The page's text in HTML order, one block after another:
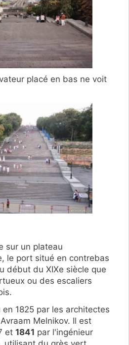
placé en bas ne voit
sur un plateau
le port situé en contrebas
début du XIXe siècle que
ou des escaliers
1825 par les architectes
Melnikov. Il est
et 1841 par l'ingénieur